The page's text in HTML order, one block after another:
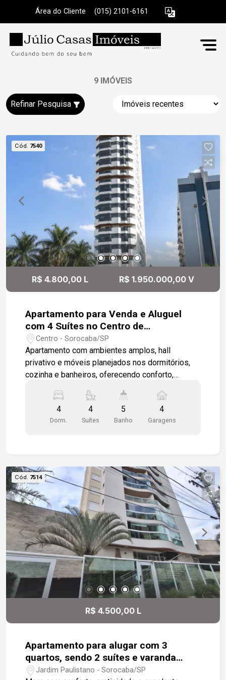
Área do Cliente (015) 2101-6161
9 IMÓVEIS
Refinar Pesquisa
Cód. 7540
R$ 4.800,00 L R$ 1.950.000,00 V
Apartamento para Venda e Aluguel
com 4 Suítes no Centro de
Sorocaba/SP
Centro - Sorocaba/SP
Apartamento com ambientes amplos, hall
privativo e móveis planejados nos dormitórios,
cozinha e banheiros, oferecendo conforto,
sendo 1 master com amplo closet; -Sala para 2
ambientes; -Cozinha ampla; -Lavabo; -Depósito
privativo; -Hall privativo com elevador de acesso
natural. Condomínio com: -Piscina; -Spa; -Sauna; -
Academia; -Quadra poliesportiva; -Salão de
festas; -Churrasqueira; -Área de lazer reformada;
-Portaria 24 horas blindada; -Sistema de garagem
tipo gaiola.
4
Dorm.
4
Suítes
5
Banho
4
Garagens
Cód. 7514
R$ 4.500,00 L
Apartamento para alugar com 3
quartos, sendo 2 suítes e varanda
gourmet no Jardim Paulistano ? Zona
Jardim Paulistano - Sorocaba/SP